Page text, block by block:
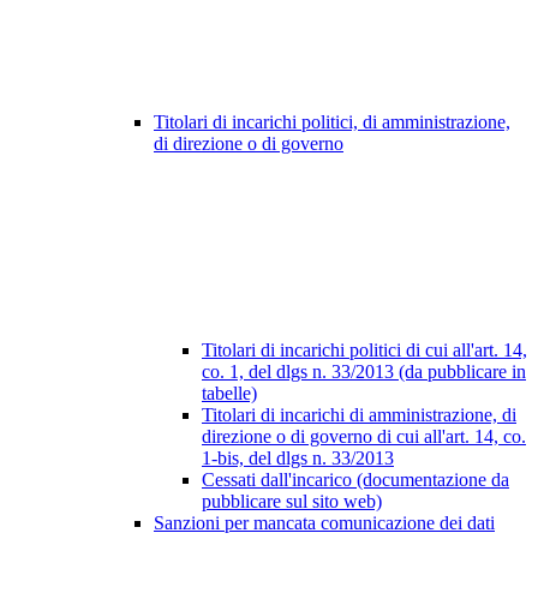
Titolari di incarichi politici, di amministrazione,
di direzione o di governo
Titolari di incarichi politici di cui all'art. 14,
co. 1, del dlgs n. 33/2013 (da pubblicare in
tabelle)
Titolari di incarichi di amministrazione, di
direzione o di governo di cui all'art. 14, co.
1-bis, del dlgs n. 33/2013
Cessati dall'incarico (documentazione da
pubblicare sul sito web)
Sanzioni per mancata comunicazione dei dati